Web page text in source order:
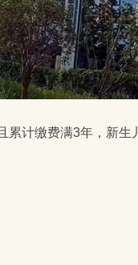
累计缴费满3年，新生